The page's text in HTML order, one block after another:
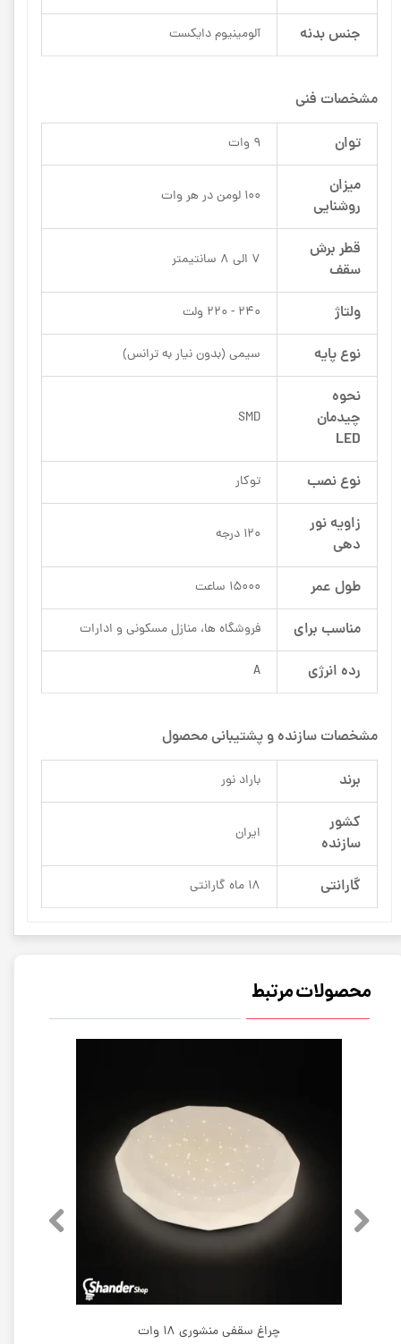
جنس بدنه آلومینیوم دایکست
مشخصات فنی
توان 9 وات
میزان
روشنایی
100 لومن در هر وات
قطر برش
سقف
7 الی 8 سانتیمتر
ولتاژ 240 - 220 ولت
نوع پایه سیمی (بدون نیار به ترانس)
نحوه
چیدمان
LED
SMD
نوع نصب توکار
زاویه نور
دهی
120 درجه
طول عمر 15000 ساعت
مناسب برای فروشگاه ها، منازل مسکونی و ادارات
رده انرژی A
مشخصات سازنده و پشتیبانی محصول
برند باراد نور
کشور
سازنده
ایران
گارانتی 18 ماه گارانتی
محصولات مرتبط
چراغ سقفی منشوری 18 وات